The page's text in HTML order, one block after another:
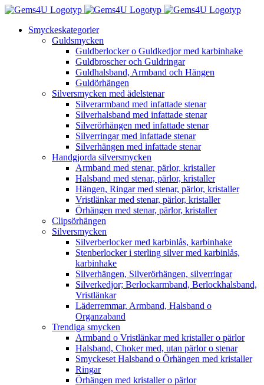
Fortsätt
innehålletSmyckeskategorier
Guldsmycken
Guldberlocker o Guldkedjor med karbinhake
Guldbroscher och Guldringar
Guldhalsband, Armband och Hängen
Guldörhängen
Silversmycken med ädelstenar
Silverarmband med infattade stenar
Silverhalsband med infattade stenar
Silverörhängen med infattade stenar
Silverringar med infattade stenar
Silverhängen med infattade stenar
Handgjorda silversmycken
Armband med stenar, pärlor, kristaller
Halsband med stenar, pärlor, kristaller
Hängen, Ringar med stenar, pärlor, kristaller
Vristlänkar med stenar, pärlor, kristaller
Örhängen med stenar, pärlor, kristaller
Clipsörhängen
Silversmycken
Silverberlocker med karbinlås, karbinhake
Stenberlocker i sterling silver med karbinlås,
karbinhake
Silverhängen, Silverörhängen, silverringar
Silverkedjor; Berlockarmband, Berlockhalsband,
Vristlänkar
Läderremmar, Armband, Halsband o
Organzaband
Trendiga smycken
Armband o Vristlänkar med kristaller o pärlor
Halsband, Choker med, utan pärlor o stenar
Smyckeset Halsband o Örhängen med kristaller
Ringar
Örhängen med kristaller o pärlor